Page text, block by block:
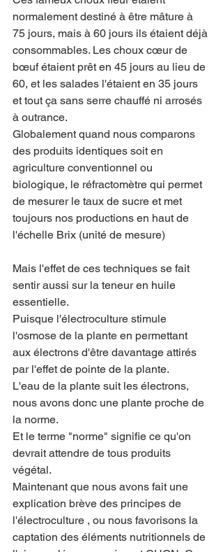
normalement destiné à être mâture à
75 jours, mais à 60 jours ils étaient déjà
consommables. Les choux cœur de
bœuf étaient prêt en 45 jours au lieu de
60, et les salades l'étaient en 35 jours
et tout ça sans serre chauffé ni arrosés
à outrance.
Globalement quand nous comparons
des produits identiques soit en
agriculture conventionnel ou
biologique, le réfractomètre qui permet
de mesurer le taux de sucre et met
toujours nos productions en haut de
l'échelle Brix (unité de mesure)
Mais l'effet de ces techniques se fait
sentir aussi sur la teneur en huile
essentielle.
Puisque l'électroculture stimule
l'osmose de la plante en permettant
aux électrons d'être davantage attirés
par l'effet de pointe de la plante.
L'eau de la plante suit les électrons,
nous avons donc une plante proche de
la norme.
Et le terme "norme" signifie ce qu'on
devrait attendre de tous produits
végétal.
Maintenant que nous avons fait une
explication brève des principes de
l'électroculture , ou nous favorisons la
captation des éléments nutritionnels de